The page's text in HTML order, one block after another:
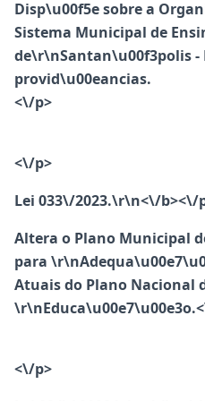
Disp\u00f5e sobre a
Sistema Municipal de
de\r\nSantan\u00f3polis -
provid\u00eancias.
<\/p>
<\/p>
Lei 033\/2023.\r\n<\/b><\/
Altera o Plano Municipal
para
Atuais do Plano Nacional
<\/p>